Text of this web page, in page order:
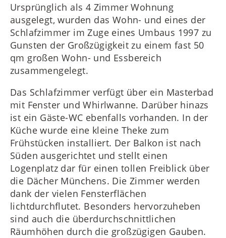
Ursprünglich als 4 Zimmer Wohnung
ausgelegt, wurden das Wohn- und eines der
Schlafzimmer im Zuge eines Umbaus 1997 zu
Gunsten der Großzügigkeit zu einem fast 50
qm großen Wohn- und Essbereich
zusammengelegt.
Das Schlafzimmer verfügt über ein Masterbad
mit Fenster und Whirlwanne. Darüber hinazs
ist ein Gäste-WC ebenfalls vorhanden. In der
Küche wurde eine kleine Theke zum
Frühstücken installiert. Der Balkon ist nach
Süden ausgerichtet und stellt einen
Logenplatz dar für einen tollen Freiblick über
die Dächer Münchens. Die Zimmer werden
dank der vielen Fensterflächen
lichtdurchflutet. Besonders hervorzuheben
sind auch die überdurchschnittlichen
Räumhöhen durch die großzügigen Gauben.